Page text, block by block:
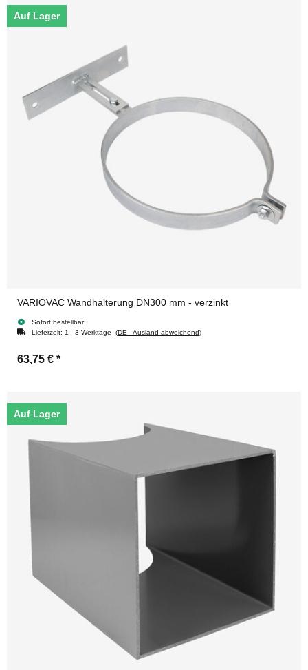
Auf Lager
VARIOVAC Wandhalterung DN300 mm - verzinkt
Sofort bestellbar
Lieferzeit: 1 - 3 Werktage (DE - Ausland abweichend)
63,75 € *
Auf Lager